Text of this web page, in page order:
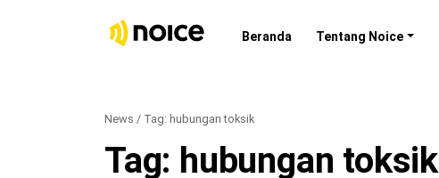
Beranda Tentang Noice
News / Tag: hubungan toksik
Tag: hubungan toksik